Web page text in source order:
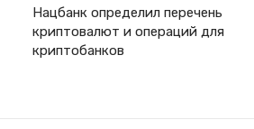
Нацбанк определил перечень
криптовалют и операций для
криптобанков